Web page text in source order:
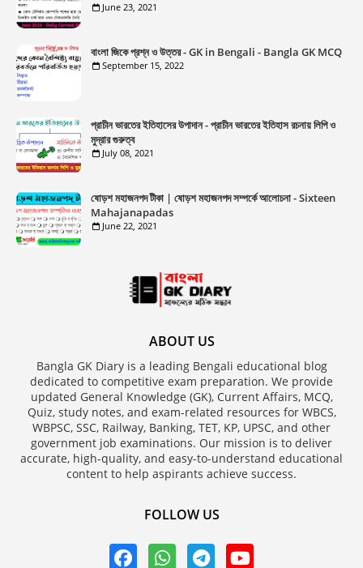
June 23, 2021
বাংলা জিকে প্রশ্ন ও উত্তর - GK in Bengali - Bangla GK MCQ
September 15, 2022
প্রাচীন ভারতের ইতিহাসের উপাদান - প্রাচীন ভারতের ইতিহাস রচনায় লিপি ও
মুদ্রার গুরুত্ব
July 08, 2021
ষোড়শ মহাজনপদ টীকা | ষোড়শ মহাজনপদ সম্পর্কে আলোচনা - Sixteen
Mahajanapadas
June 22, 2021
ABOUT US
Bangla GK Diary is a leading Bengali educational blog
dedicated to competitive exam preparation. We provide
updated General Knowledge (GK), Current Affairs, MCQ,
Quiz, study notes, and exam-related resources for WBCS,
WBPSC, SSC, Railway, Banking, TET, KP, UPSC, and other
government job examinations. Our mission is to deliver
accurate, high-quality, and easy-to-understand educational
content to help aspirants achieve success.
FOLLOW US